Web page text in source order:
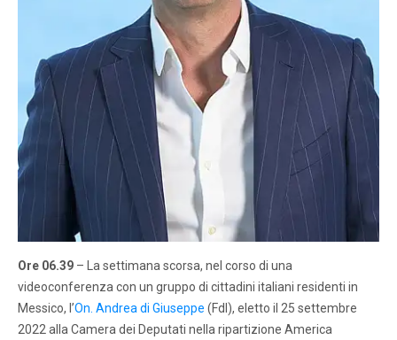
Ore 06.39 – La settimana scorsa, nel corso di una
videoconferenza con un gruppo di cittadini italiani residenti in
Messico, l’On. Andrea di Giuseppe (FdI), eletto il 25 settembre
2022 alla Camera dei Deputati nella ripartizione America